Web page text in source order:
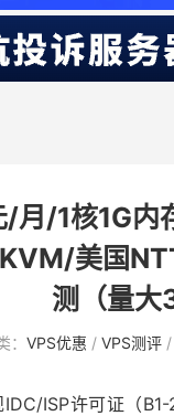
月/1核1G
美国
测（量大
： VPS优惠 / VPS测评/
ISP许可证（